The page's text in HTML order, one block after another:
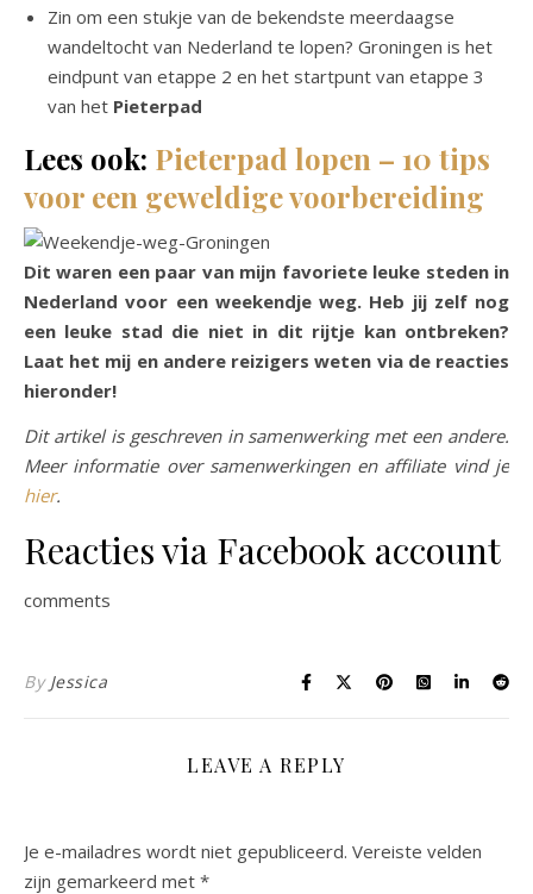
Zin om een stukje van de bekendste meerdaagse
wandeltocht van Nederland te lopen? Groningen is het
eindpunt van etappe 2 en het startpunt van etappe 3
van het Pieterpad
Lees ook: Pieterpad lopen – 10 tips
voor een geweldige voorbereiding
Dit waren een paar van mijn favoriete leuke steden in
Nederland voor een weekendje weg. Heb jij zelf nog
een leuke stad die niet in dit rijtje kan ontbreken?
Laat het mij en andere reizigers weten via de reacties
hieronder!
Dit artikel is geschreven in samenwerking met een andere.
Meer informatie over samenwerkingen en affiliate vind je
hier.
Reacties via Facebook account
comments
By Jessica
LEAVE A REPLY
Je e-mailadres wordt niet gepubliceerd. Vereiste velden
zijn gemarkeerd met *